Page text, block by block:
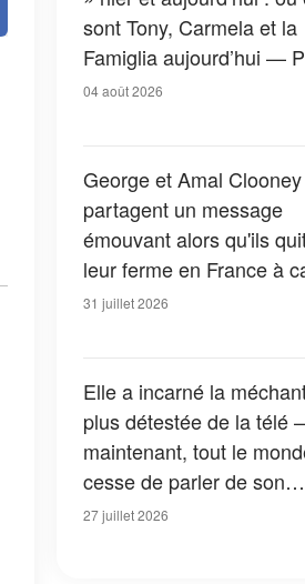
sont Tony, Carmela et la
Famiglia aujourd’hui —
04 août 2026
George et Amal Clooney
partagent un message
émouvant alors qu'ils
leur ferme en France à
des feux de forêt — Tous
31 juillet 2026
Elle a incarné la
plus détestée de la télé
maintenant, tout le
cesse de parler de son
apparition dans la nouvelle
27 juillet 2026